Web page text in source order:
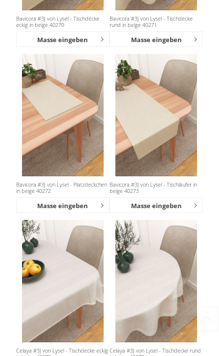
Bavicora #3J von Lysel - Tischdecke
eckig in beige 40270
Masse eingeben
Bavicora #3J von Lysel - Tischdecke
rund in beige 40271
Masse eingeben
Bavicora #3J von Lysel - Platzdeckchen
in beige 40272
Masse eingeben
Bavicora #3J von Lysel - Tischläufer in
beige 40273
Masse eingeben
Celaya #3J von Lysel - Tischdecke eckig Celaya #3J von Lysel - Tischdecke rund